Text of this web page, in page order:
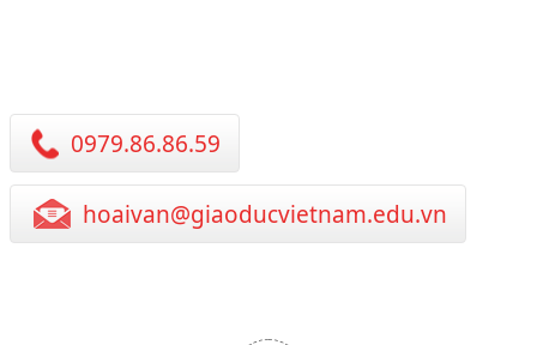
0979.86.86.59
hoaivan@giaoducvietnam.edu.vn